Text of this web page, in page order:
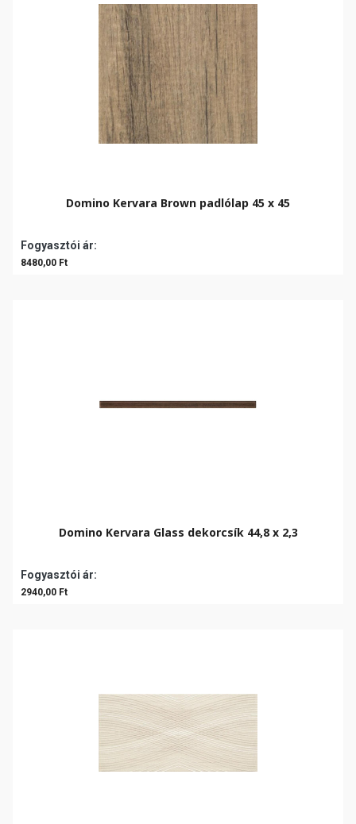
Domino Kervara Brown padlólap 45 x 45
Fogyasztói ár:
8480,00 Ft
Domino Kervara Glass dekorcsík 44,8 x 2,3
Fogyasztói ár:
2940,00 Ft